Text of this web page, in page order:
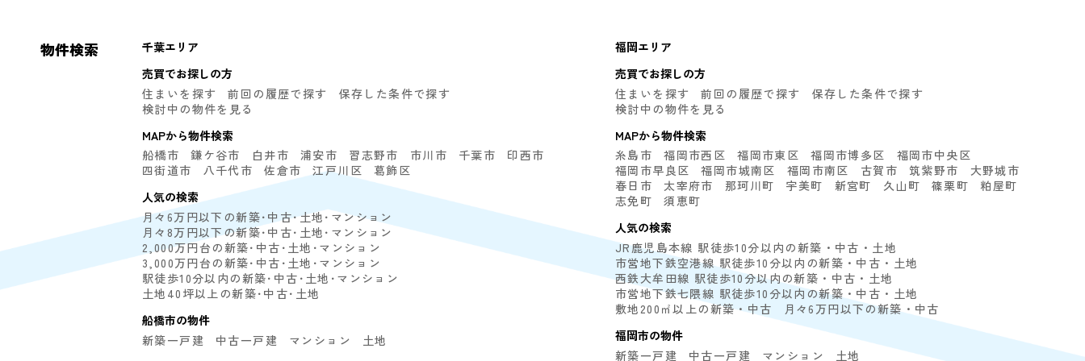
物件検索
千葉エリア
売買でお探しの方
住まいを探す
前回の履歴で探す
保存した条件で探す
検討中の物件を見る
MAPから物件検索
船橋市
鎌ケ谷市 白井市 浦安市 習志野市 市川市 千葉市
印西市
四街道市
八千代市 佐倉市 江戸川区
葛飾区
人気の検索
月々6万円以下の新築･中古･土地･マンション
月々8万円以下の新築･中古･土地･マンション
2,000万円台の新築･中古･土地･マンション
3,000万円台の新築･中古･土地･マンション
駅徒歩10分以内の新築･中古･土地･マンション
土地40坪以上の新築･中古･土地
船橋市の物件
新築一戸建
中古一戸建 マンション 土地
福岡エリア
売買でお探しの方
住まいを探す
前回の履歴で探す
保存した条件で探す
検討中の物件を見る
MAPから物件検索
糸島市
福岡市西区 福岡市東区 福岡市博多区
福岡市中央区
福岡市早良区
福岡市城南区 福岡市南区 古賀市 筑紫野市
大野城市
春日市
太宰府市 那珂川町 宇美町 新宮町 久山町 篠栗町
粕屋町
志免町
須恵町
人気の検索
JR鹿児島本線 駅徒歩10分以内の新築・中古・土地
市営地下鉄空港線 駅徒歩10分以内の新築・中古・土地
西鉄大牟田線 駅徒歩10分以内の新築・中古・土地
市営地下鉄七隈線 駅徒歩10分以内の新築・中古・土地
敷地200㎡以上の新築・中古
月々6万円以下の新築・中古
福岡市の物件
新築一戸建
中古一戸建 マンション 土地